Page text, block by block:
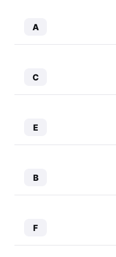
A
C
E
B
F